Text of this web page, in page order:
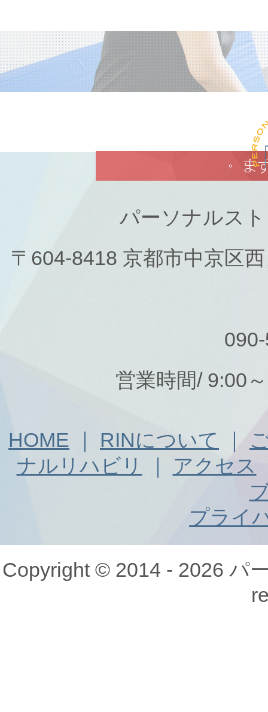
パーソナルス
〒604-8418 京都市中京区
営業時間/ 9:00
HOME ｜ RINについて ｜
ナルリハビリ
｜ アクセス
プライ
Copyright © 2014 - 2026 パ